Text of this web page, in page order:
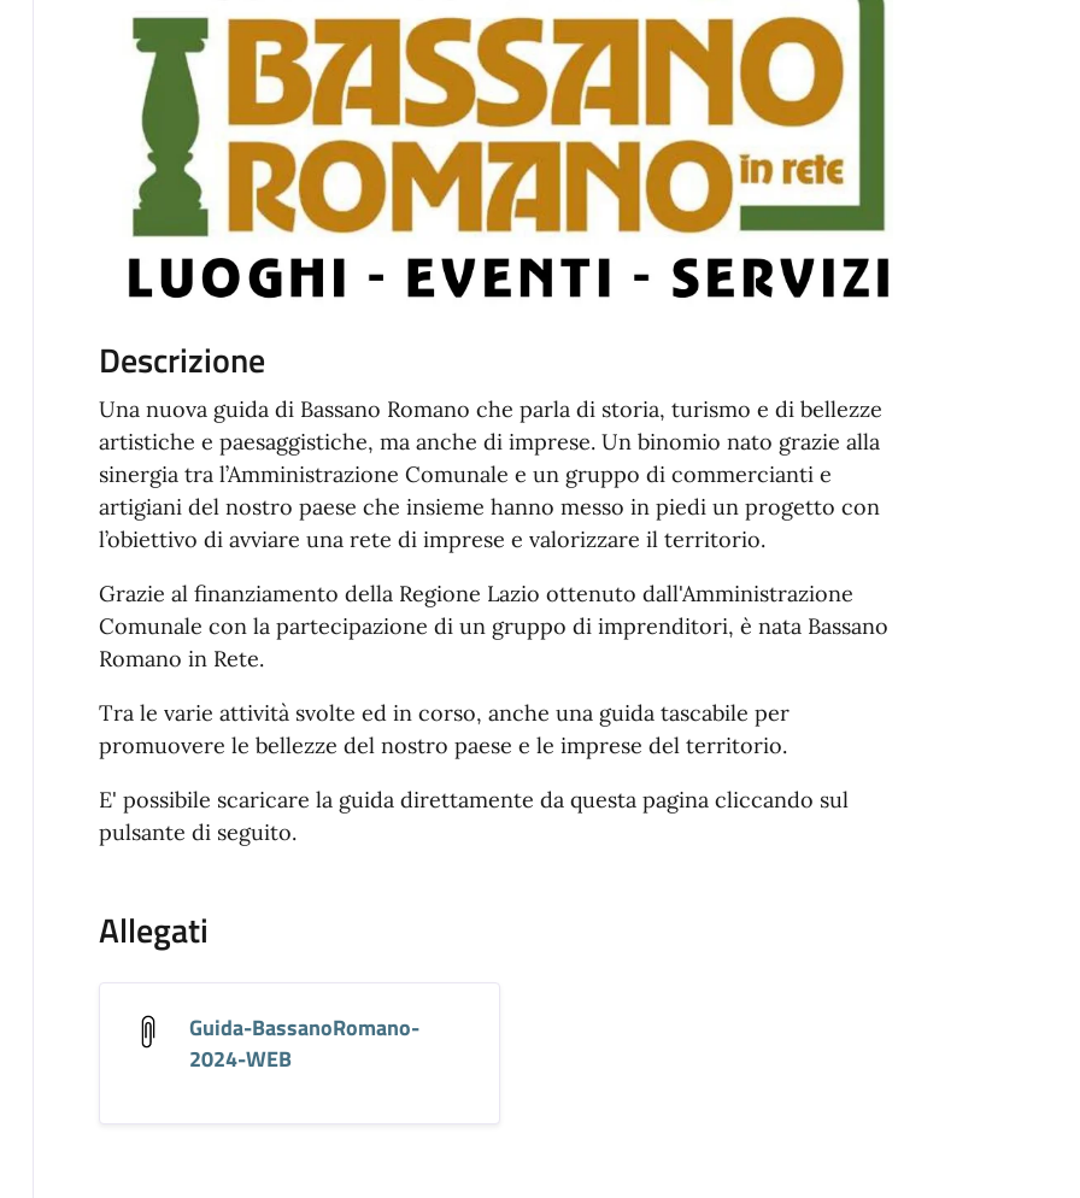
Descrizione
Una nuova guida di Bassano Romano che parla di storia, turismo e di bellezze
artistiche e paesaggistiche, ma anche di imprese. Un binomio nato grazie alla
sinergia tra l’Amministrazione Comunale e un gruppo di commercianti e
artigiani del nostro paese che insieme hanno messo in piedi un progetto con
l’obiettivo di avviare una rete di imprese e valorizzare il territorio.
Grazie al finanziamento della Regione Lazio ottenuto dall'Amministrazione
Comunale con la partecipazione di un gruppo di imprenditori, è nata Bassano
Romano in Rete.
Tra le varie attività svolte ed in corso, anche una guida tascabile per
promuovere le bellezze del nostro paese e le imprese del territorio.
E' possibile scaricare la guida direttamente da questa pagina cliccando sul
pulsante di seguito.
Allegati
Guida-BassanoRomano-
2024-WEB